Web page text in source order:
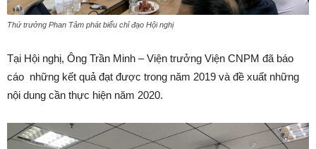
Thứ trưởng Phan Tâm phát biểu chỉ đạo Hội nghị
Tại Hội nghị, Ông Trần Minh – Viện trưởng Viện CNPM đã báo
cáo những kết quả đạt được trong năm 2019 và đề xuất những
nội dung cần thực hiện năm 2020.